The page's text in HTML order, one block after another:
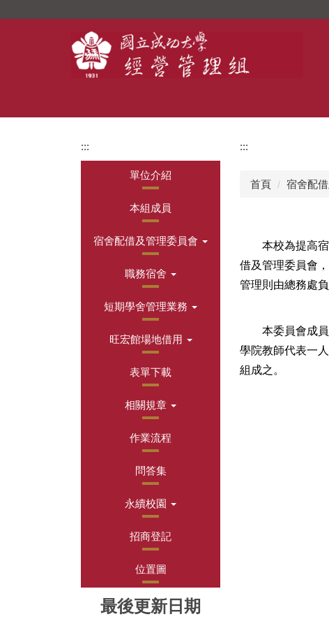
:::
單位介紹
本組成員
宿舍配借及管理委員會
職務宿舍
短期學舍管理業務
旺宏館場地借用
表單下載
相關規章
作業流程
問答集
永續校園
招商登記
位置圖
最後更新日期
:::
首頁 宿舍配
本校為提高宿
借及管理委員會
管理則由總務處負
本委員會成員
學院教師代表一
組成之。